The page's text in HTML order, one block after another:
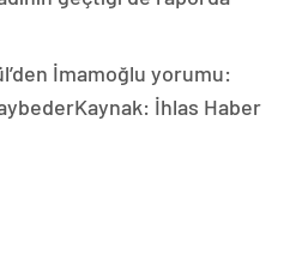
İmamoğlu yorumu:
İhlas Haber